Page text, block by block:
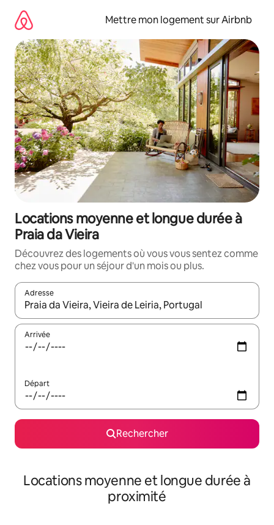
directement
contenu
Mettre mon logement sur Airbnb
Locations moyenne et longue durée à
Praia da Vieira
Découvrez des logements où vous vous sentez comme
chez vous pour un séjour d'un mois ou plus.
Adresse
Lorsque les résultats s'affichent, utilisez les flèches vers le
Arrivée
Départ
Rechercher
Locations moyenne et longue durée à
proximité